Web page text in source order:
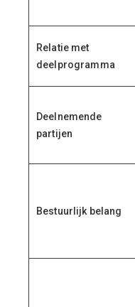
Relatie met
deelprogramma
Deelnemende
partijen
Bestuurlijk belang